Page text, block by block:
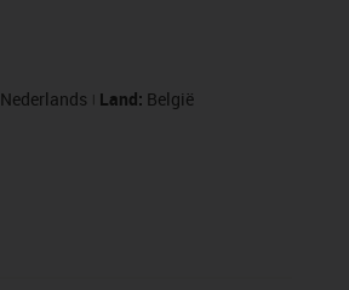
Nederlands Land: België